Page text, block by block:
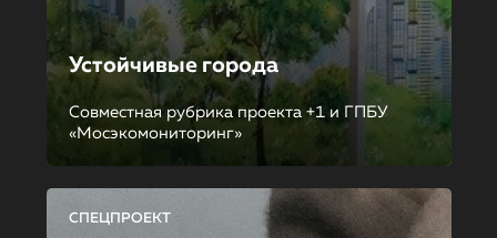
Устойчивые города
Совместная рубрика проекта +1 и ГПБУ
«Мосэкомониторинг»
СПЕЦПРОЕКТ